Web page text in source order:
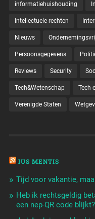
informatiehuishouding
Intellectuele rechten
Nieuws
Persoonsgegevens
Reviews Security
Tech&Wetenschap Tech
Verenigde Staten
IUS MENTIS
Tijd voor vakantie,
Heb ik rechtsgeldig
een nep-QR code blijkt?